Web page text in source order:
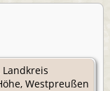
Landkreis
Westpreußen